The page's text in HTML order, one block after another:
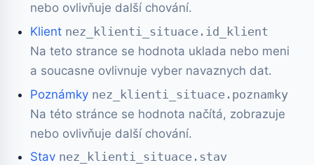
nebo ovlivňuje další chování.
Klient nez_klienti_situace.id_klient
Na teto strance se hodnota uklada nebo meni
a soucasne ovlivnuje vyber navaznych dat.
Poznámky nez_klienti_situace.poznamky
Na této stránce se hodnota načítá, zobrazuje
nebo ovlivňuje další chování.
Stav nez_klienti_situace.stav